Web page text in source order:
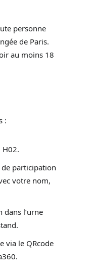
personne
de Paris.
au moins 18
:
H02.
participation
votre nom,
dans l’urne
via le QRcode